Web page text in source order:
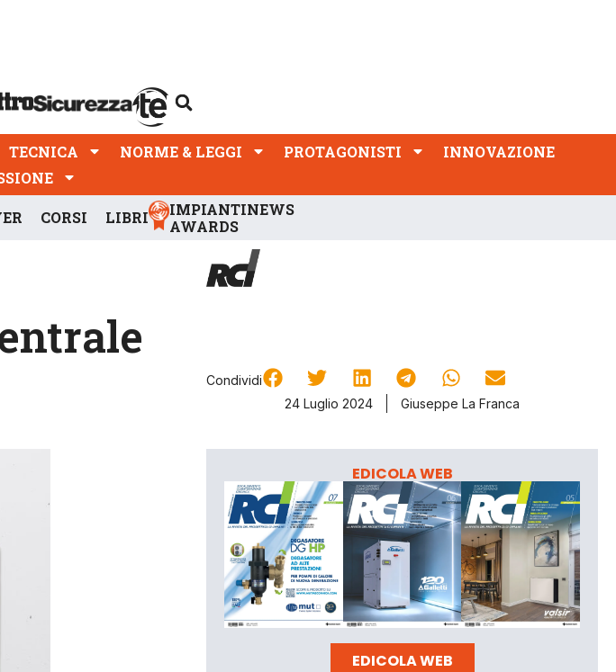
TECNICA NORME & LEGGI PROTAGONISTI
INNOVAZIONE
CORSI LIBRI
IMPIANTINEWS
AWARDS
Condividi
24 Luglio 2024
Giuseppe La Franca
EDICOLA WEB
EDICOLA WEB